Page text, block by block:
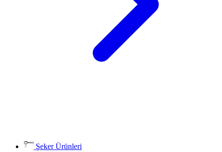
Şeker Ürünleri